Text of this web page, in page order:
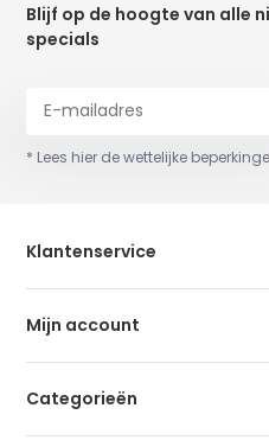
Blijf op de hoogte van alle
specials
* Lees hier de wettelijke
Klantenservice
Mijn account
Categorieën